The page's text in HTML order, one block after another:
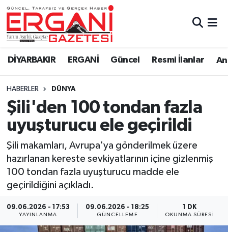
DİYARBAKIR ERGANİ Güncel Resmi İlanlar
HABERLER DÜNYA
Şili'den 100 tondan fazla
uyuşturucu ele geçirildi
Şili makamları, Avrupa'ya gönderilmek üzere
hazırlanan kereste sevkiyatlarının içine gizlenmiş
100 tondan fazla uyuşturucu madde ele
geçirildiğini açıkladı.
09.06.2026 - 17:53
YAYINLANMA
09.06.2026 - 18:25
GÜNCELLEME
1 DK
OKUNMA SÜRESI
DİYARBAKIR
BİSMİL
BAĞLAR
ERGANİ
Güncel
Resmi İlanlar
Sağlık
Ergani Nöbetçi Eczaneler
Ergani Hava Durumu
Ergani Trafik Yoğunluk Haritası
Süper Lig Puan Durumu ve Fikstür
Tüm Manşetler
Son Dakika Haberleri